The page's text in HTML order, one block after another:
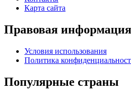
Карта сайта
Правовая информация
Условия использования
Политика
Популярные страны